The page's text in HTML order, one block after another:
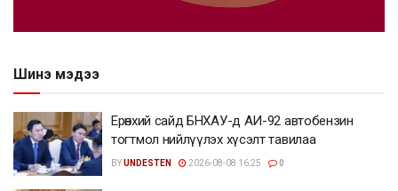
Шинэ мэдээ
Ерөнхий сайд БНХАУ-д АИ-92 автобензин
тогтмол нийлүүлэх хүсэлт тавилаа
BYUNDESTEN 2026-08-08 16:25 0